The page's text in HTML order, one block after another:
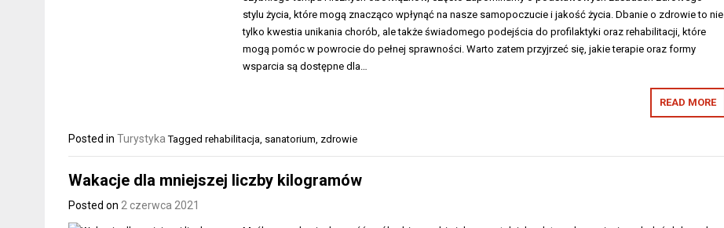
stylu życia, które mogą znacząco wpłynąć na nasze samopoczucie i jakość życia. Dbanie o zdrowie to nie
tylko kwestia unikania chorób, ale także świadomego podejścia do profilaktyki oraz rehabilitacji, które
mogą pomóc w powrocie do pełnej sprawności. Warto zatem przyjrzeć się, jakie terapie oraz formy
wsparcia są dostępne dla…
READ MORE
Posted in Turystyka Tagged rehabilitacja sanatorium zdrowie
Wakacje dla mniejszej liczby kilogramów
Posted on 2 czerwca 2021